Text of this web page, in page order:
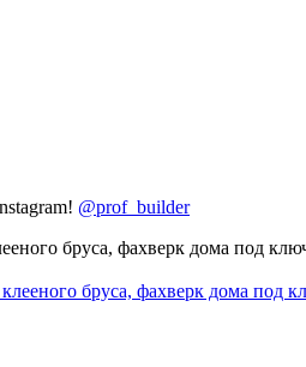
@prof_builder
бруса, фахверк дома под